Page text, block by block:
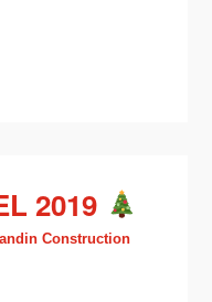
2019
Construction